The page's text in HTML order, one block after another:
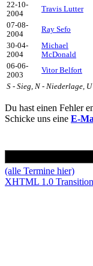
22-10-
2004
Travis Lutter
07-08-
2004
Ray Sefo
30-04-
2004
Michael
McDonald
06-06-
2003
Vitor Belfort
S - Sieg, N - Niederlage,
Du hast einen Fehler
Schicke uns eine E-
(alle Termine hier)
XHTML 1.0